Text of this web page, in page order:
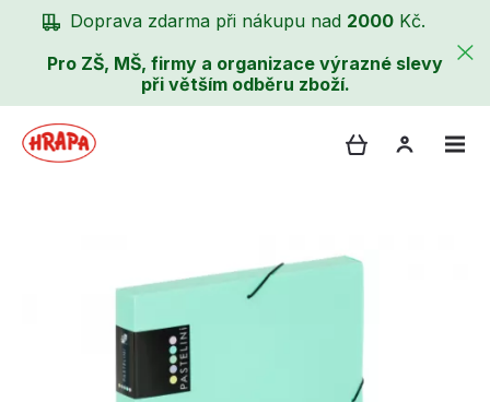
Doprava zdarma při nákupu nad 2000 Kč.
Pro ZŠ, MŠ, firmy a organizace výrazné slevy
při větším odběru zboží.